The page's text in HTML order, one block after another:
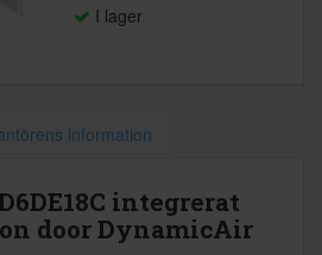
I lager
information
integrerat
door DynamicAir